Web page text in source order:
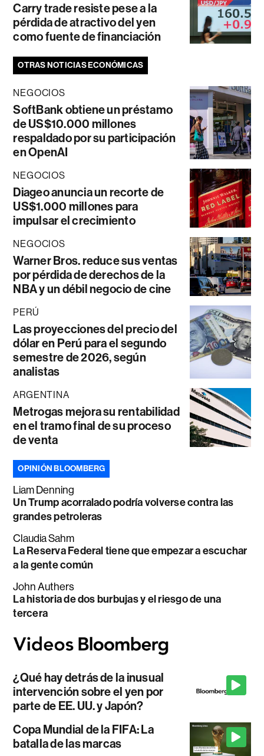
Carry trade resiste pese a la
pérdida de atractivo del yen
como fuente de financiación
OTRAS NOTICIAS ECONÓMICAS
NEGOCIOS
SoftBank obtiene un préstamo
de US$10.000 millones
respaldado por su participación
en OpenAI
NEGOCIOS
Diageo anuncia un recorte de
US$1.000 millones para
impulsar el crecimiento
NEGOCIOS
Warner Bros. reduce sus ventas
por pérdida de derechos de la
NBA y un débil negocio de cine
PERÚ
Las proyecciones del precio del
dólar en Perú para el segundo
semestre de 2026, según
analistas
ARGENTINA
Metrogas mejora su rentabilidad
en el tramo final de su proceso
de venta
OPINIÓN BLOOMBERG
Liam Denning
Un Trump acorralado podría volverse contra las
grandes petroleras
Claudia Sahm
La Reserva Federal tiene que empezar a escuchar
a la gente común
John Authers
La historia de dos burbujas y el riesgo de una
tercera
¿Qué hay detrás de la inusual
intervención sobre el yen por
parte de EE. UU. y Japón?
Copa Mundial de la FIFA: La
batalla de las marcas